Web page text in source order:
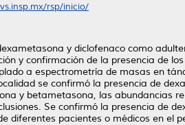
rsp/inicio/
y diclofenaco como
y confirmación de la presencia de
a espectrometría de masas en
se confirmó la presencia de
y betametasona, las abundancias
Se confirmó la presencia de
diferentes pacientes o médicos en el